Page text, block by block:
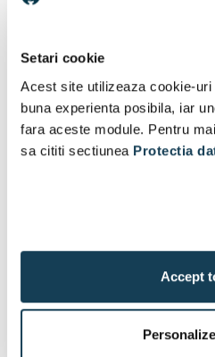
Setari cookie
Acest site utilizeaza cookie-
buna experienta posibila, iar
fara aceste module. Pentru
sa cititi sectiunea Protectia
Accept